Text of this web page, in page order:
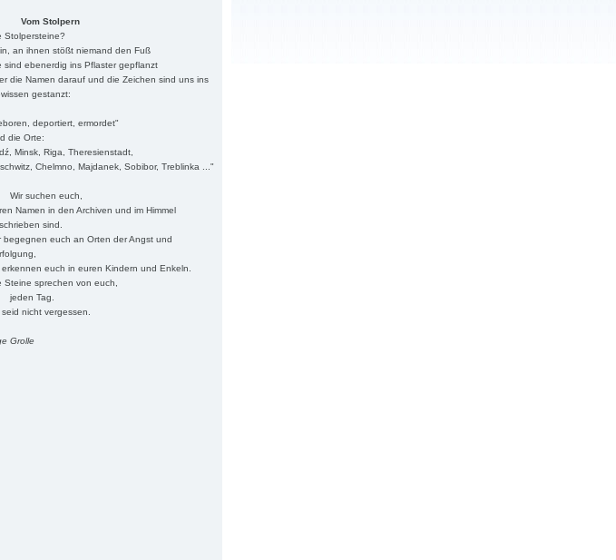
Vom Stolpern
Stolpersteine?
an ihnen stößt niemand den Fuß
sind ebenerdig ins Pflaster gepflanzt
die Namen darauf und die Zeichen sind uns ins
gestanzt:
deportiert, ermordet"
die Orte:
Minsk, Riga, Theresienstadt,
Chelmno, Majdanek, Sobibor, Treblinka ..."
suchen euch,
Namen in den Archiven und im Himmel
sind.
begegnen euch an Orten der Angst und
erkennen euch in euren Kindern und Enkeln.
Steine sprechen von euch,
Tag.
seid nicht vergessen.
Grolle